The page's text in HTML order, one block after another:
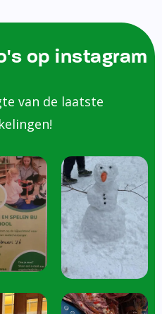
op instagram
van de laatste